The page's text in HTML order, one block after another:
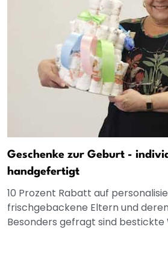
Geschenke zur Geburt -
handgefertigt
10 Prozent Rabatt auf
frischgebackene Eltern und
Besonders gefragt sind bestickte